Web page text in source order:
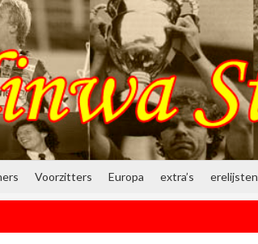
Voorzitters Europa extra’s erelijsten